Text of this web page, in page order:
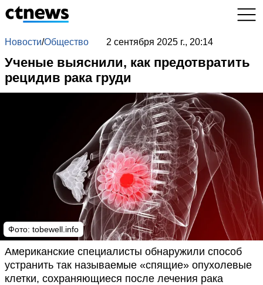
Новости/Общество 2 сентября 2025 г., 20:14
Ученые выяснили, как предотвратить
рецидив рака груди
Фото: tobewell.info
Американские специалисты обнаружили способ
устранить так называемые «спящие» опухолевые
клетки, сохраняющиеся после лечения рака